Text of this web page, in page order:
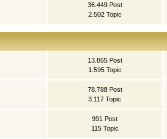
36.449 Post
2.502 Topic
13.865 Post
1.595 Topic
78.788 Post
3.117 Topic
991 Post
115 Topic